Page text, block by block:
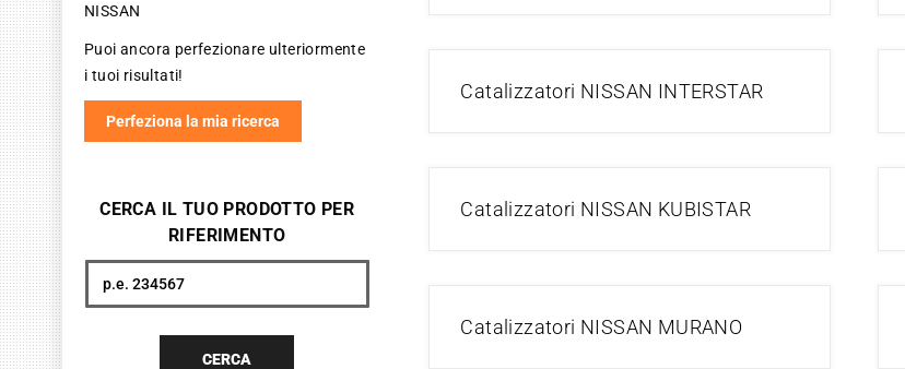
Catalizzatori NISSAN INTERSTAR
Catalizzatori NISSAN KUBISTAR
Catalizzatori NISSAN MURANO
NISSAN
Puoi ancora perfezionare ulteriormente
i tuoi risultati!
Perfeziona la mia ricerca
CERCA IL TUO PRODOTTO PER
RIFERIMENTO
Cerca
CERCA